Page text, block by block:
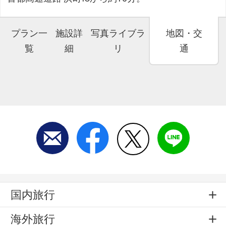
プラン一
覧
施設詳
細
写真ライブラ
リ
地図・交
通
国内旅行
海外旅行